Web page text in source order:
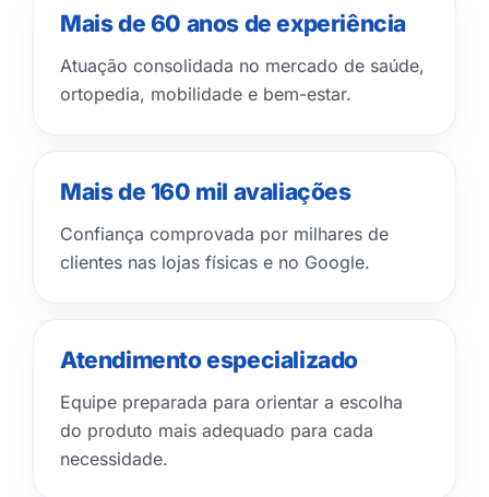
Mais de 60 anos de experiência
Atuação consolidada no mercado de saúde,
ortopedia, mobilidade e bem-estar.
Mais de 160 mil avaliações
Confiança comprovada por milhares de
clientes nas lojas físicas e no Google.
Atendimento especializado
Equipe preparada para orientar a escolha
do produto mais adequado para cada
necessidade.